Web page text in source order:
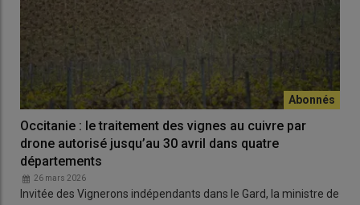
Occitanie : le traitement des vignes au cuivre par
drone autorisé jusqu’au 30 avril dans quatre
départements
26 mars 2026
Invitée des Vignerons indépendants dans le Gard, la ministre de